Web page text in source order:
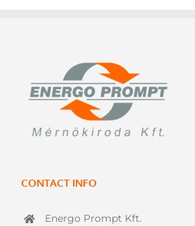
CONTACT INFO
Energo Prompt Kft.